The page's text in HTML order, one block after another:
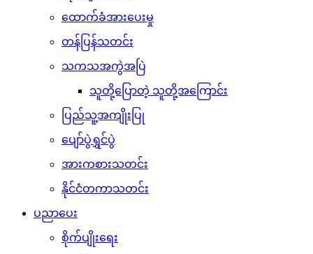
ထောက်ခံအားပေးမှု
တန်ပြန်သတင်း
သကသအကွဲအပြဲ
သူတို့ပြောတဲ့ သူတို့အကြောင်း
ပြည်သူ့အကျိုးပြု
ပျော်ပွဲရွှင်ပွဲ
အားကစားသတင်း
နိုင်ငံတကာသတင်း
ပညာပေး
စိုက်ပျိုးရေး